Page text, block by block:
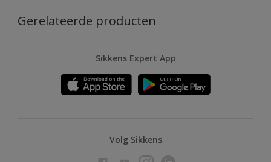
Gerelateerde producten
Sikkens Expert App
Volg Sikkens